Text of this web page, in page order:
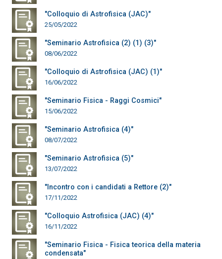
"Colloquio di Astrofisica (JAC)"
25/05/2022
"Seminario Astrofisica (2) (1) (3)"
08/06/2022
"Colloquio di Astrofisica (JAC) (1)"
16/06/2022
"Seminario Fisica - Raggi Cosmici"
15/06/2022
"Seminario Astrofisica (4)"
08/07/2022
"Seminario Astrofisica (5)"
13/07/2022
"Incontro con i candidati a Rettore (2)"
17/11/2022
"Colloquio Astrofisica (JAC) (4)"
16/11/2022
"Seminario Fisica - Fisica teorica della materia
condensata"